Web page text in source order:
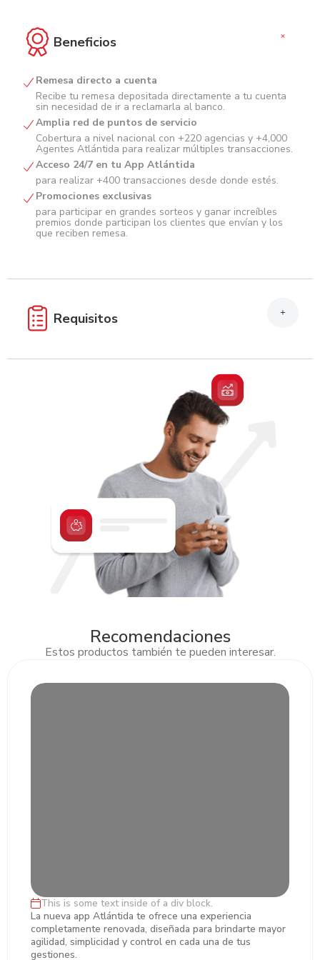
Beneficios +
Remesa directo a cuenta
Recibe tu remesa depositada directamente a tu cuenta
sin necesidad de ir a reclamarla al banco.
Amplia red de puntos de servicio
Cobertura a nivel nacional con +220 agencias y +4,000
Agentes Atlántida para realizar múltiples transacciones.
Acceso 24/7 en tu App Atlántida
para realizar +400 transacciones desde donde estés.
Promociones exclusivas
para participar en grandes sorteos y ganar increíbles
premios donde participan los clientes que envían y los
que reciben remesa.
Requisitos +
Monto Mínimo de apertura
Documento Nacional de Identificación (DNI) o Carnet de
Recomendaciones
Estos productos también te pueden interesar.
Lorem ipsum dolor sit amet, ectetur
adipiscing
This is some text inside of a div block.
La nueva app Atlántida te ofrece una experiencia
completamente renovada, diseñada para brindarte mayor
agilidad, simplicidad y control en cada una de tus
gestiones.